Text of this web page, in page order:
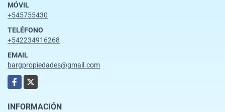
MÓVIL
+545755430
TELÉFONO
+542234916268
EMAIL
bargpropiedades@gmail.com
Facebook
X
INFORMACIÓN